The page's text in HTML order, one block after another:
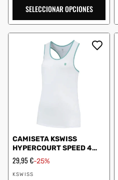
SELECCIONAR OPCIONES
CAMISETA KSWISS
HYPERCOURT SPEED 4
WHITE
Precio
oferta
29,95 €-25%
Proveedor:
KSWISS